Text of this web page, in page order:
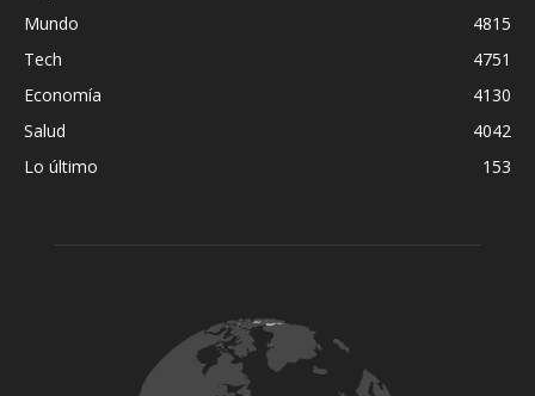
Mundo
4815
Tech
4751
Economía
4130
Salud
4042
Lo último
153